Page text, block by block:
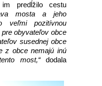
predĺžilo cestu
mosta a jeho
veľmi pozitívnou
obyvateľov obce
susednej obce
z obce nemajú inú
most,“ dodala